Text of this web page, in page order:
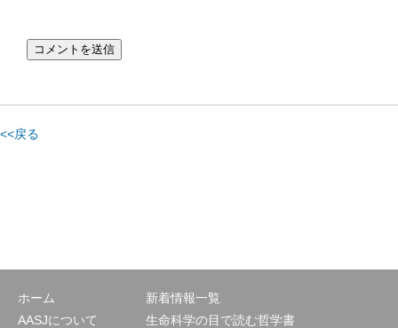
<<戻る
ホーム
AASJについて
新着情報一覧
生命科学の目で読む哲学書